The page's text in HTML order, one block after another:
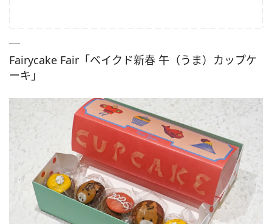
Fairycake Fair「ベイクド新春 午（うま）カップケ
ーキ」